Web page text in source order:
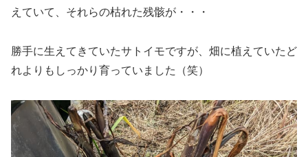
えていて、それらの枯れた残骸が・・・
勝手に生えてきていたサトイモですが、畑に植えていたど
れよりもしっかり育っていました（笑）